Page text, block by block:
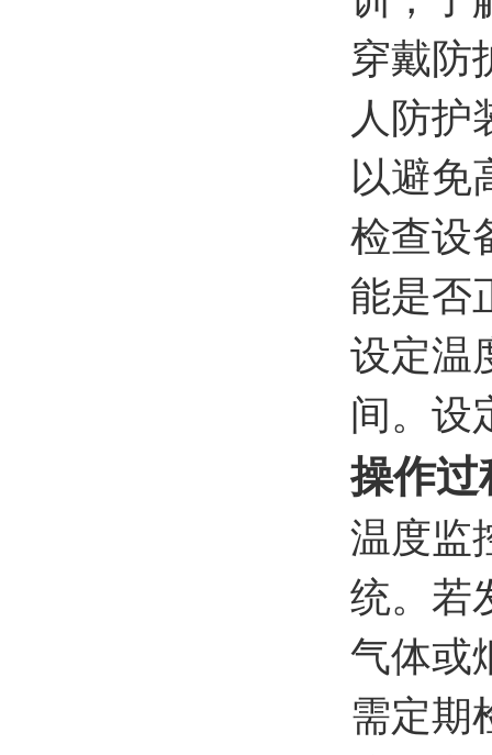
穿戴防
人防护
以避免
检查设
能是否
设定温
间。设
操作过
温度监
统。若
气体或
需定期